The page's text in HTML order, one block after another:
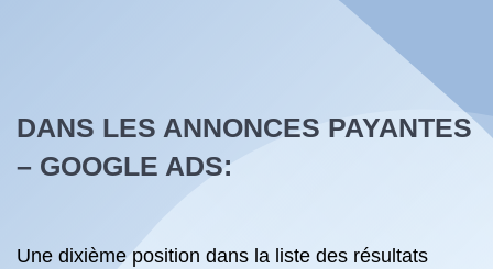
DANS LES ANNONCES PAYANTES
– GOOGLE ADS:
Une dixième position dans la liste des résultats